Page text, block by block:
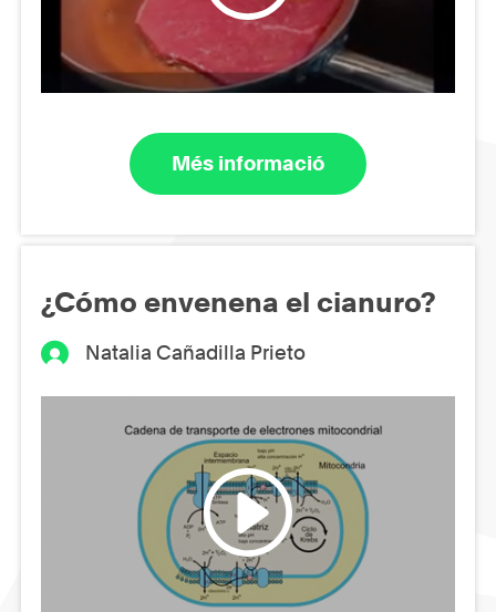
Més informació
¿Cómo envenena el cianuro?
Natalia Cañadilla Prieto